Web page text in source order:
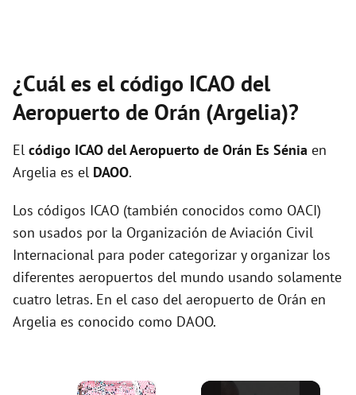
¿Cuál es el código ICAO del
Aeropuerto de Orán (Argelia)?
El código ICAO delAeropuerto de Orán Es Sénia en
Argelia es el DAOO.
Los códigos ICAO (también conocidos como OACI)
son usados por la Organización de Aviación Civil
Internacional para poder categorizar y organizar los
diferentes aeropuertos del mundo usando solamente
cuatro letras. En el caso del aeropuerto de Orán en
Argelia es conocido como DAOO.
×